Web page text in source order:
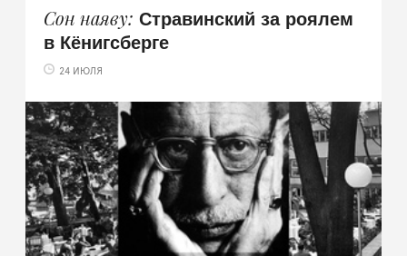
Сон наяву Стравинский за роялем
в Кёнигсберге
24 ИЮЛЯ